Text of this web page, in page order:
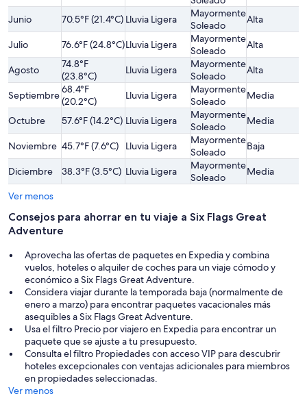
Junio 70.5°F (21.4°C) Lluvia Ligera
Mayormente
Soleado
Alta
Julio
76.6°F (24.8°C)Lluvia Ligera
Mayormente
Soleado
Alta
Agosto
74.8°F
(23.8°C)
Lluvia Ligera
Mayormente
Soleado
Alta
Septiembre68.4°F
(20.2°C)
Lluvia Ligera
Mayormente
Soleado
Media
Octubre 57.6°F (14.2°C) Lluvia Ligera
Mayormente
Soleado
Media
Noviembre 45.7°F (7.6°C) Lluvia Ligera
Mayormente
Soleado
Baja
Diciembre 38.3°F (3.5°C) Lluvia Ligera
Mayormente
Soleado
Media
Ver menos
Consejos para ahorrar en tu viaje a Six Flags Great
Adventure
Aprovecha las ofertas de paquetes en Expedia y combina
vuelos, hoteles o alquiler de coches para un viaje cómodo y
económico a Six Flags Great Adventure.
Considera viajar durante la temporada baja (normalmente de
enero a marzo) para encontrar paquetes vacacionales más
asequibles a Six Flags Great Adventure.
Usa el filtro Precio por viajero en Expedia para encontrar un
paquete que se ajuste a tu presupuesto.
Consulta el filtro Propiedades con acceso VIP para descubrir
hoteles excepcionales con ventajas adicionales para miembros
en propiedades seleccionadas.
Ver menos